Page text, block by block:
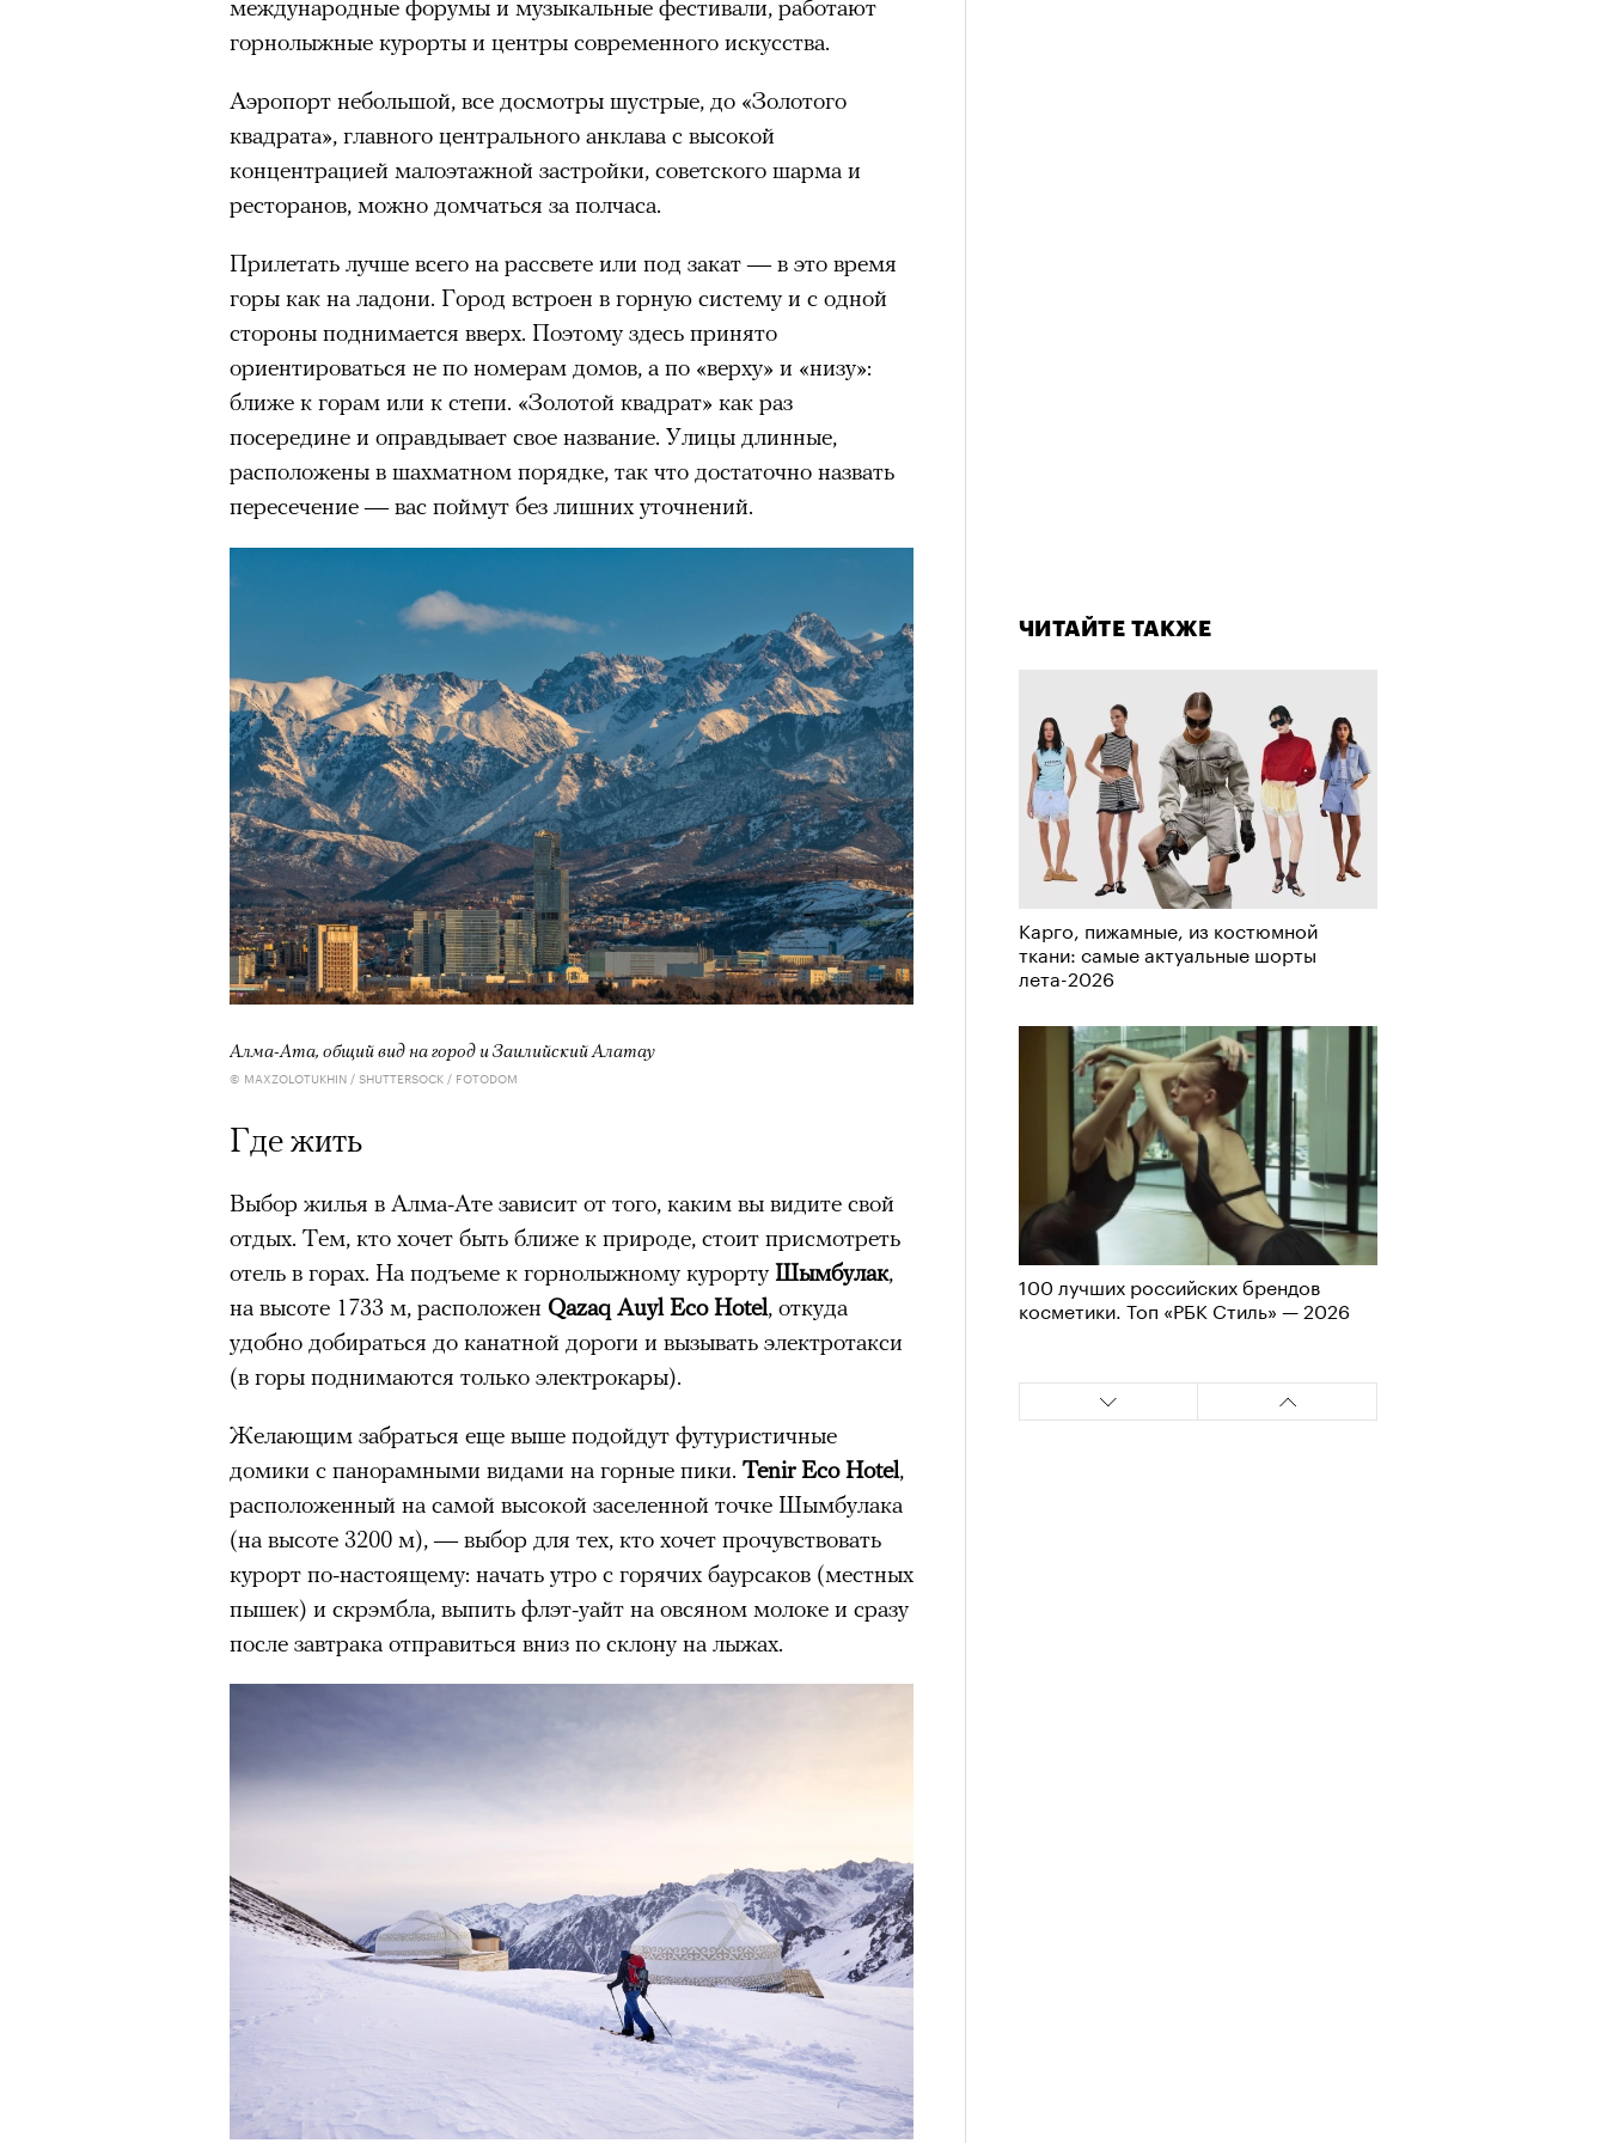
ЧИТАЙТЕ ТАКЖЕ
Карго, пижамные, из костюмной
ткани: самые актуальные шорты
лета-2026
100 лучших российских брендов
косметики. Топ «РБК Стиль» — 2026
международные форумы и музыкальные фестивали, работают
горнолыжные курорты и центры современного искусства.
Аэропорт небольшой, все досмотры шустрые, до «Золотого
квадрата», главного центрального анклава с высокой
концентрацией малоэтажной застройки, советского шарма и
ресторанов, можно домчаться за полчаса.
Прилетать лучше всего на рассвете или под закат — в это время
горы как на ладони. Город встроен в горную систему и с одной
стороны поднимается вверх. Поэтому здесь принято
ориентироваться не по номерам домов, а по «верху» и «низу»:
ближе к горам или к степи. «Золотой квадрат» как раз
посередине и оправдывает свое название. Улицы длинные,
расположены в шахматном порядке, так что достаточно назвать
пересечение — вас поймут без лишних уточнений.
Алма-Ата, общий вид на город и Заилийский Алатау
© MAXZOLOTUKHIN / SHUTTERSOCK / FOTODOM
Где жить
Выбор жилья в Алма-Ате зависит от того, каким вы видите свой
отдых. Тем, кто хочет быть ближе к природе, стоит присмотреть
отель в горах. На подъеме к горнолыжному курортуШымбулак,
на высоте 1733 м, расположен Qazaq Auyl Eco Hotel , откуда
удобно добираться до канатной дороги и вызывать электротакси
(в горы поднимаются только электрокары).
Желающим забраться еще выше подойдут футуристичные
домики с панорамными видами на горные пики. Tenir Eco Hotel
расположенный на самой высокой заселенной точке Шымбулака
(на высоте 3200 м), — выбор для тех, кто хочет прочувствовать
курорт по-настоящему: начать утро с горячих баурсаков (местных
пышек) и скрэмбла, выпить флэт-уайт на овсяном молоке и сразу
после завтрака отправиться вниз по склону на лыжах.
ЧИТАЙТЕ ТАКЖЕ
«РБК Визионеры» и masters:dom
провели первую резиденцию
«Зеленые глаза» Фанни Лиатар и Жереми
Труиля
Фестиваль открылся с намеком на политическую актуальность —
показом на огромном экране Пьяццы Гранде
камерного французского фильма «Зеленые глаза» (Les Yeux
Verts) режиссерского дуэта Фанни Лиатар и Жереми Труиля.
Прошлая их кинолента «Гагарин» — отнюдь не байопик первого
космонавта в мире, а хроника сноса многоквартирного
комплекса на парижской окраине, которому было присвоено его
имя.
Новый фильм уступает «Гагарину» в оригинальности: мы уже
видели кино про детей из эмигрантских семей (даже
российских), которые впадали в кому. В этом случае проблема со
отстраненности, или резигнации, —
редкого психогенного заболевания, при котором подросток под
воздействием тяжелейшего стресса полностью уходит в себя,
перестает двигаться, говорить, есть и реагировать на внешний
мир. Это и происходит с парнем по имени Нур (Саид Эль
Алами), братом главной героини Шаи (Дуа Бутарбуш
М’Зауки), когда их родителям отказали в получении вида на
жительство в одной из благополучных европейских стран.
Безутешная Шая пытается пробудить Нура к жизни:
наглотавшись таблеток, проникает в его ужасные сны, в которых
их мать тонет при переправе в Европу.
При всей скромности художественной составляющей фильма его
адресованный европейцам добросердечный призыв («Только вы
можете нас спасти!» — сообщает для тех, кто не понял,
обострения мигрантского кризиса.
Адресованный европейцам
добросердечный призыв
точно не будет лишним в
дни очередного обострения
мигрантского кризиса.
Кадр из фильма «Зеленые глаза»
© JUNE FILMS